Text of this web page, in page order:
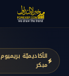
الأكاديميّة
مبكر